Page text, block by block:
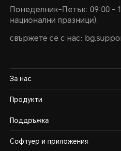
*Номиналният
батерия)
Вид батерия
Литиево-
Кабелно
Понеделник-Петък: 09:00 -
национални празници).
свържете се с нас:
За нас
Продукти
Поддръжка
Софтуер и приложения